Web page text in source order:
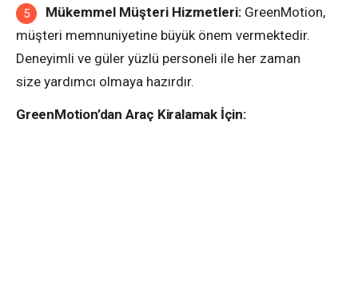
Mükemmel Müşteri Hizmetleri: GreenMotion,
müşteri memnuniyetine büyük önem vermektedir.
Deneyimli ve güler yüzlü personeli ile her zaman
size yardımcı olmaya hazırdır.
GreenMotion’dan Araç Kiralamak İçin: